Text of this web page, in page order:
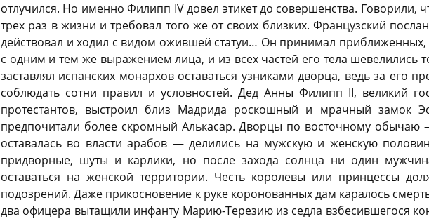
отлучился. Но именно Филипп IV довел этикет до совершенства. Говорили,
трех раз в жизни и требовал того же от своих близких. Французский
действовал и ходил с видом ожившей статуи… Он принимал
с одним и тем же выражением лица, и из всех частей его тела шевелились
заставлял испанских монархов оставаться узниками дворца, ведь за его
соблюдать сотни правил и условностей. Дед Анны Филипп II, великий
протестантов, выстроил близ Мадрида роскошный и мрачный замок
предпочитали более скромный Алькасар. Дворцы по восточному обычаю
оставалась во власти арабов — делились на мужскую и женскую
придворные, шуты и карлики, но после захода солнца ни один
оставаться на женской территории. Честь королевы или принцессы
подозрений. Даже прикосновение к руке коронованных дам каралось
два офицера вытащили инфанту Марию-Терезию из седла взбесившегося